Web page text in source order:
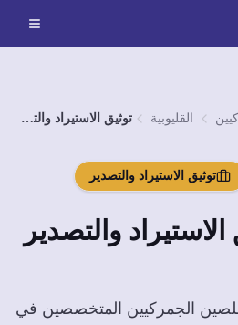
القليوبية توثيق الاستيراد والتصدير
توثيق الاستيراد والتصدير
الاستيراد والتصدير
الجمركيين المتخصصين في